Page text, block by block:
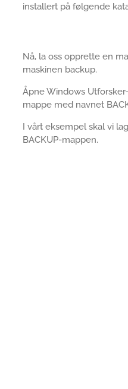
installert på følgende
Nå, la oss opprette en
maskinen backup.
Åpne Windows
mappe med navnet
I vårt eksempel skal vi
BACKUP-mappen.